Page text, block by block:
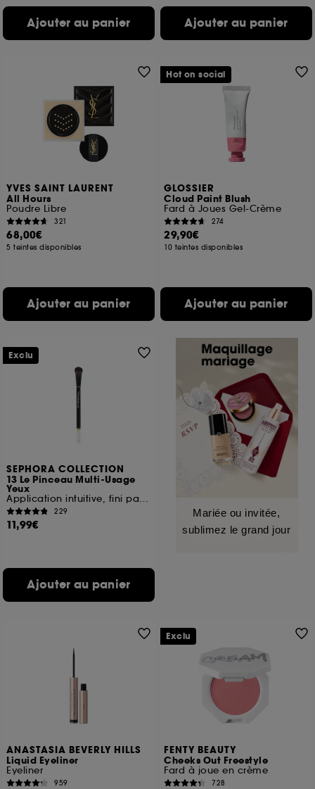
Ajouter au panier Ajouter au panier
YVES SAINT LAURENT
All Hours
Poudre Libre
321
68,00€
5 teintes disponibles
Ajouter au panier
GLOSSIER
Cloud Paint Blush
Fard à Joues Gel-Crème
274
29,90€
10 teintes disponibles
Ajouter au panier
Hot on social
SEPHORA COLLECTION
13 Le Pinceau Multi-Usage
Yeux
Application intuitive, fini parfait
229
11,99€
Ajouter au panier
Exclu
Mariée ou invitée,
sublimez le grand jour
ANASTASIA BEVERLY HILLS
Liquid Eyeliner
Eyeliner
959
FENTY BEAUTY
Cheeks Out Freestyle
Fard à joue en crème
728
Exclu